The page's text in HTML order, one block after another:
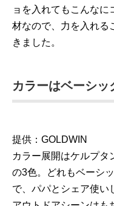
ョを入れてもこんな
材なので、力を入れる
きました。
カラーはベーシッ
提供：GOLDWIN
カラー展開はケルプタ
の3色。どれもベーシ
で、パパとシェア使い